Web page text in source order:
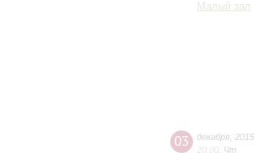
Малый зал
03 декабря 2015
20:00 Чт